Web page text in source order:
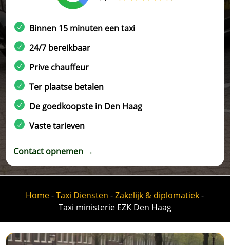
Binnen 15 minuten een taxi
24/7 bereikbaar
Prive chauffeur
Ter plaatse betalen
De goedkoopste in Den Haag
Vaste tarieven
Contact opnemen →
Home-Taxi Diensten -Zakelijk & diplomatiek-
Taxi ministerie EZK Den Haag